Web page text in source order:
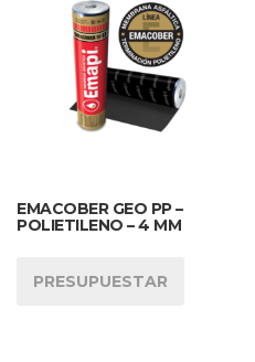
EMACOBER GEO PP –
POLIETILENO – 4 MM
PRESUPUESTAR